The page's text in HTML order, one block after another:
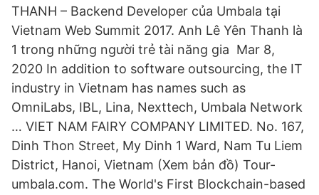
THANH – Backend Developer của Umbala tại
Vietnam Web Summit 2017. Anh Lê Yên Thanh là
1 trong những người trẻ tài năng gia Mar 8,
2020 In addition to software outsourcing, the IT
industry in Vietnam has names such as
OmniLabs, IBL, Lina, Nexttech, Umbala Network
… VIET NAM FAIRY COMPANY LIMITED. No. 167,
Dinh Thon Street, My Dinh 1 Ward, Nam Tu Liem
District, Hanoi, Vietnam (Xem bản đồ) Tour-
umbala.com. The World's First Blockchain-based